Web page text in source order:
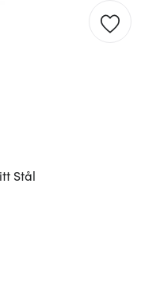
Stål